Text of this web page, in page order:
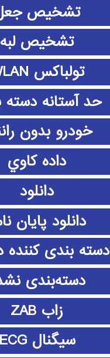
تشخیص
تشخیص لبه
تولباکس WLAN
حد آستانه دسته
خودرو بدون
داده كاوي
دانلود
دانلود پايان
دسته بندی کننده
دسته‌بندی
زاب ZAB
سیگنال ECG